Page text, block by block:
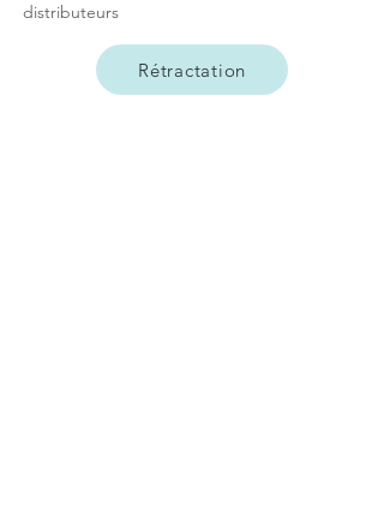
distributeurs
Rétractation